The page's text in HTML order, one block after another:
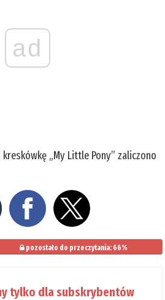
ad
„My Little Pony” zaliczono
pozostało do przeczytania: 66%
tylko dla subskrybentów